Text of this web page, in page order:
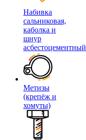
Набивка
сальниковая,
каболка и
шнур
асбестоцементный
Метизы
(крепёж и
хомуты)